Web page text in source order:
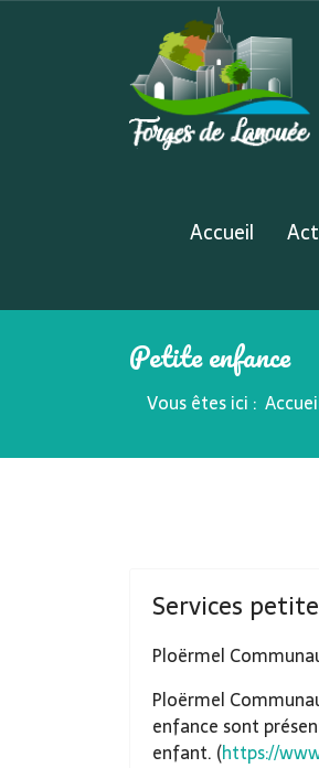
Accueil
Petite enfance
Vous êtes ici :
Services
Ploërmel
Ploërmel
enfance sont
enfant. (https://